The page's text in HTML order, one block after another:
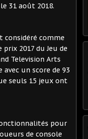
31 août 2018.
considéré comme
2017 du Jeu de
Television Arts
un score de 93
seuls 15 jeux ont
pour
de console